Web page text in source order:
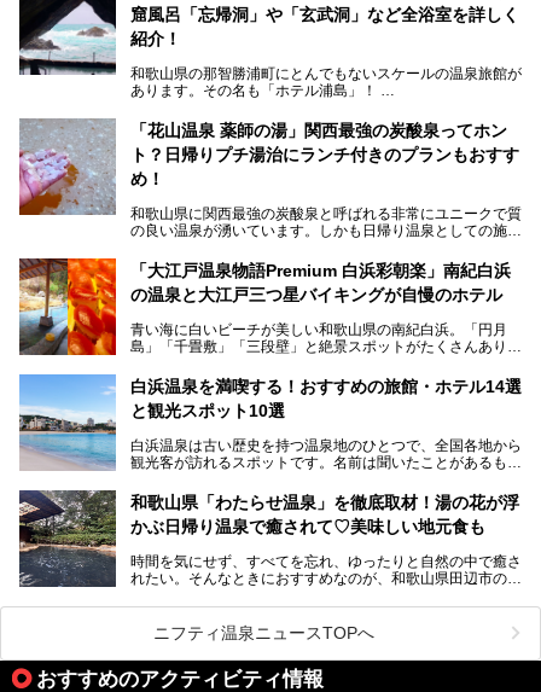
窟風呂「忘帰洞」や「玄武洞」など全浴室を詳しく
紹介！
和歌山県の那智勝浦町にとんでもないスケールの温泉旅館が
あります。その名も「ホテル浦島」！
泉。日本一長いエスカレーターで「本館」と「山上館」を結
び、海を一望する絶景も。
6ヵ所のお風呂のうち5ヵ所までは日帰り入浴も可。可愛ら
しいカメさんの形の送迎船「浦島丸」に乗っていざ、温泉の
湧く竜宮城へ！
───
提供元：那智勝浦町【PR】
この記事は那智勝浦町のPR記事です。
「花山温泉 薬師の湯」関西最強の炭酸泉ってホン
ト？日帰りプチ湯治にランチ付きのプランもおすす
め！
和歌山県に関西最強の炭酸泉と呼ばれる非常にユニークで質
の良い温泉が湧いています。しかも日帰り温泉としての施設
薬師の湯」。朝一番のお風呂にはパリパリシャリシャリと膜
が張って、それを砕きながら入浴できるとか！
ンチに人気のお食事処メニューも紹介しちゃいます！
「大江戸温泉物語Premium 白浜彩朝楽」南紀白浜
の温泉と大江戸三つ星バイキングが自慢のホテル
青い海に白いビーチが美しい和歌山県の南紀白浜。「円月
島」「千畳敷」「三段壁」と絶景スポットがたくさんありま
場する歴史の古さから日本三古湯の一つにも。
そんな「南紀白浜温泉」の「大江戸温泉物語Premium 白浜
グ」がスタートしました。温泉＆バイキング＆レジャースポ
ットとしてのこのホテルの魅力をたっぷり体験してきたので
───
提供元：大江戸温泉物語ホテルズ＆リゾーツ株式会社【P
この記事は大江戸温泉物語Premium 白浜彩朝楽のPR記事で
す。
白浜温泉を満喫する！おすすめの旅館・ホテル14選
と観光スポット10選
白浜温泉は古い歴史を持つ温泉地のひとつで、全国各地から
観光客が訪れるスポットです。名前は聞いたことがあるもの
か、実は知らない方も多いのではないでしょうか。
そこで今回は、白浜温泉ビギナー向けの基本情報をご紹介し
浜温泉を訪れるなら外せない観光スポットも合わせてご紹介
します。
和歌山県「わたらせ温泉」を徹底取材！湯の花が浮
かぶ日帰り温泉で癒されて♡美味しい地元食も
時間を気にせず、すべてを忘れ、ゆったりと自然の中で癒さ
れたい。そんなときにおすすめなのが、和歌山県田辺市の
の豊かな山々を眺めながら、どんどん期待が膨らみますよ。
「わたらせ温泉」では、温泉に入れるだけではなく、地元の
特産品を使った食事をいただける「露天食堂」でお腹も満た
すことができます。ぜひチェックしてくださいね。
ニフティ温泉ニュースTOPへ
おすすめのアクティビティ情報